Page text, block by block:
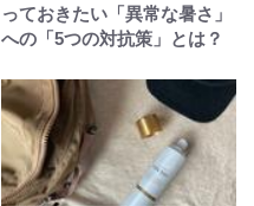
っておきたい「異常な暑さ」
への「5つの対抗策」とは？